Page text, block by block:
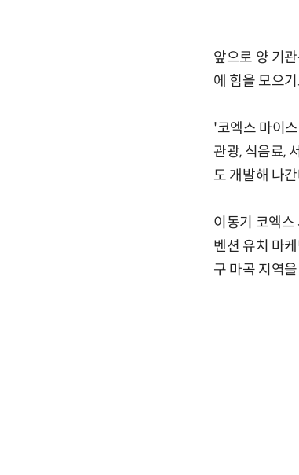
앞으로 양 기
에 힘을 모으
'코엑스 마이
관광, 식음료,
도 개발해 나
이동기 코엑
벤션 유치 마
구 마곡 지역